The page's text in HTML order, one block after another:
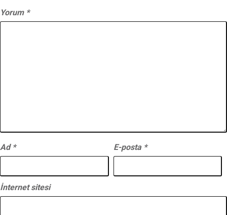
Yorum *
Ad * E-posta *
İnternet sitesi